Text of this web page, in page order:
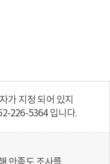
가 지정 되어 있지
226-5364 입니다.